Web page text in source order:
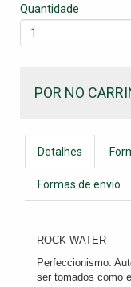
Quantidade
POR NO
Detalhes
Formas de envio
ROCK WATER
Perfeccionismo.
ser tomados como